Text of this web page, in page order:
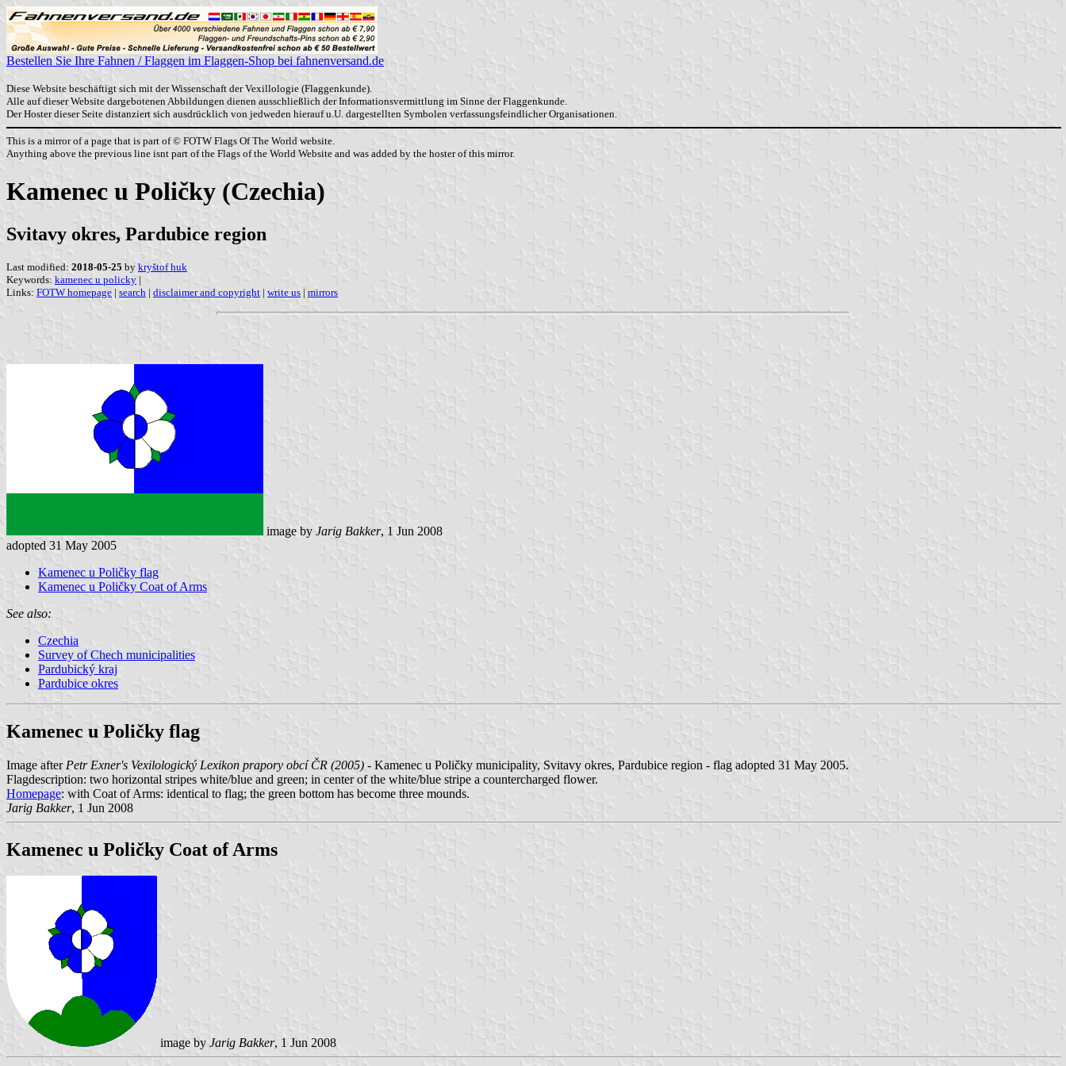
Bestellen Sie Ihre Fahnen / Flaggen im Flaggen-Shop bei fahnenversand.de
Diese Website beschäftigt sich mit der Wissenschaft der Vexillologie (Flaggenkunde).
Alle auf dieser Website dargebotenen Abbildungen dienen ausschließlich der Informationsvermittlung im Sinne der Flaggenkunde.
Der Hoster dieser Seite distanziert sich ausdrücklich von jedweden hierauf u.U. dargestellten Symbolen verfassungsfeindlicher Organisationen.
This is a mirror of a page that is part of © FOTW Flags Of The World website.
Anything above the previous line isnt part of the Flags of the World Website and was added by the hoster of this mirror.
Kamenec u Poličky (Czechia)
Svitavy okres, Pardubice region
Last modified: 2018-05-25 by kryštof huk
Keywords: kamenec u policky |
Links: FOTW homepage | search | disclaimer and copyright | write us | mirrors
image by Jarig Bakker, 1 Jun 2008
adopted 31 May 2005
Kamenec u Poličky flag
Kamenec u Poličky Coat of Arms
See also:
Czechia
Survey of Chech municipalities
Pardubický kraj
Pardubice okres
Kamenec u Poličky flag
Image after Petr Exner's Vexilologický Lexikon prapory obcí ČR (2005) - Kamenec u Poličky municipality, Svitavy okres, Pardubice region - flag adopted 31 May 2005.
Flagdescription: two horizontal stripes white/blue and green; in center of the white/blue stripe a countercharged flower.
Homepage: with Coat of Arms: identical to flag; the green bottom has become three mounds.
Jarig Bakker, 1 Jun 2008
Kamenec u Poličky Coat of Arms
image by Jarig Bakker, 1 Jun 2008